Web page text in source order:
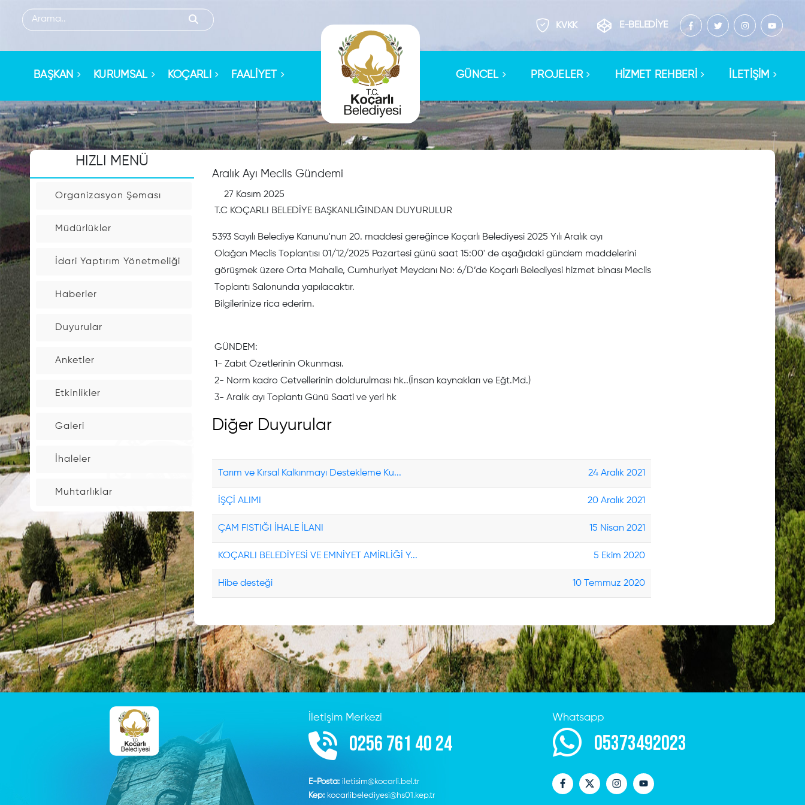
KVKK E-BELEDİYE
MENU
Sorgulama
İşlemleri
Elektronik
Takip
Dilekçe
Takip
Online
Vezne
Hızlı
BAŞKAN KURUMSAL KOÇARLI FAALİYET GÜNCEL PROJELER HİZMET REHBERİ İLETİŞİM
HIZLI MENÜ
Organizasyon Şeması
Müdürlükler
İdari Yaptırım Yönetmeliği
Haberler
Duyurular
Anketler
Etkinlikler
Galeri
İhaleler
Muhtarlıklar
Aralık Ayı Meclis Gündemi
27 Kasım 2025
T.C KOÇARLI BELEDİYE BAŞKANLIĞINDAN DUYURULUR
5393 Sayılı Belediye Kanunu'nun 20. maddesi gereğince Koçarlı Belediyesi 2025 Yılı Aralık ayı
Olağan Meclis Toplantısı 01/12/2025 Pazartesi günü saat 15:00' de aşağıdaki gündem maddelerini
görüşmek üzere Orta Mahalle, Cumhuriyet Meydanı No: 6/D’de Koçarlı Belediyesi hizmet binası Meclis
Toplantı Salonunda yapılacaktır.
Bilgilerinize rica ederim.
GÜNDEM:
1- Zabıt Özetlerinin Okunması.
2- Norm kadro Cetvellerinin doldurulması hk..(İnsan kaynakları ve Eğt.Md.)
3- Aralık ayı Toplantı Günü Saati ve yeri hk
Diğer Duyurular
Tarım ve Kırsal Kalkınmayı Destekleme Ku... 24 Aralık 2021
İŞÇİ ALIMI 20 Aralık 2021
ÇAM FISTIĞI İHALE İLANI 15 Nisan 2021
KOÇARLI BELEDİYESİ VE EMNİYET AMİRLİĞİ Y... 5 Ekim 2020
Hibe desteği 10 Temmuz 2020
İletişim Merkezi
0256 761 40 24
E-Posta:iletisim@kocarli.bel.tr
Kep: kocarlibelediyesi@hs01.kep.tr
Whatsapp
05373492023